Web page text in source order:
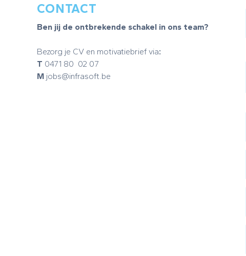
CONTACT
Ben jij de ontbrekende schakel in ons team?
Bezorg je CV en motivatiebrief via:
T 0471 80 02 07
M jobs@infrasoft.be